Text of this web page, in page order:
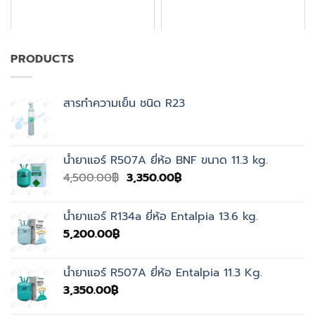
PRODUCTS
สารทำความเย็น ชนิด R23
น้ำยาแอร์ R507A ยี่ห้อ BNF ขนาด 11.3 kg.
4,500.00฿ Original
4,500.00฿.
3,350.00฿Current
3,350.00฿.
น้ำยาแอร์ R134a ยี่ห้อ Entalpia 13.6 kg.
5,200.00฿
น้ำยาแอร์ R507A ยี่ห้อ Entalpia 11.3 Kg.
3,350.00฿